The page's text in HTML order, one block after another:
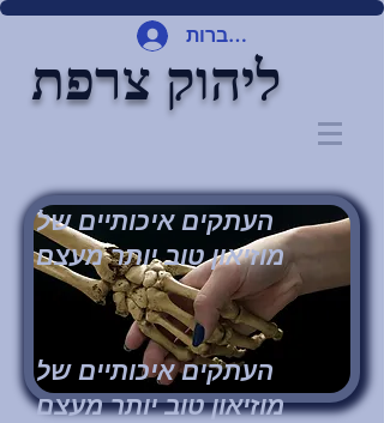
להתחברות
ליהוק צרפת
העתקים איכותיים של
מוזיאון טוב יותר מעצם
העתקים איכותיים של
מוזיאון טוב יותר מעצם